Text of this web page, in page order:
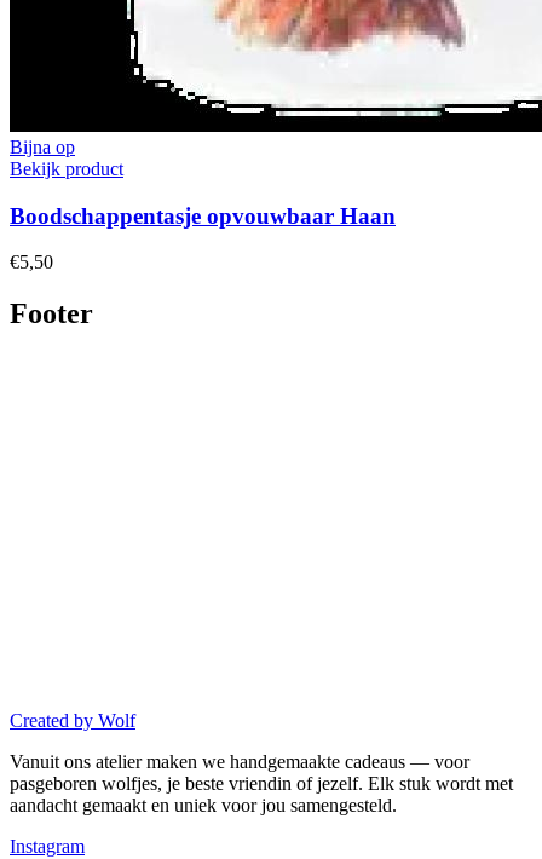
Bijna op
Bekijk product
Boodschappentasje opvouwbaar Haan
€5,50
Footer
Created by Wolf
Vanuit ons atelier maken we handgemaakte cadeaus — voor
pasgeboren wolfjes, je beste vriendin of jezelf. Elk stuk wordt met
aandacht gemaakt en uniek voor jou samengesteld.
Instagram